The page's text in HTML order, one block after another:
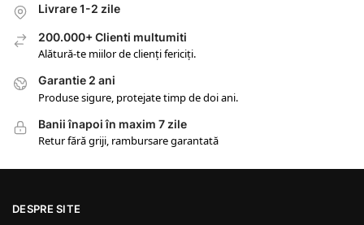
Livrare 1-2 zile
200.000+ Clienti multumiti
Alătură-te miilor de clienți fericiți.
Garantie 2 ani
Produse sigure, protejate timp de doi ani.
Banii înapoi în maxim 7 zile
Retur fără griji, rambursare garantată
DESPRE SITE